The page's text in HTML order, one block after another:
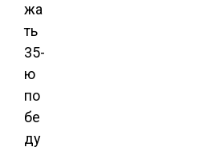
жа
ть
35-
ю
по
бе
ду